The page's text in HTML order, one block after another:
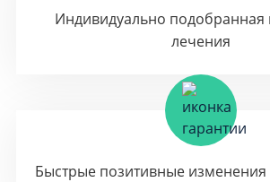
Индивидуально
лечения
Быстрые позитивные изменения